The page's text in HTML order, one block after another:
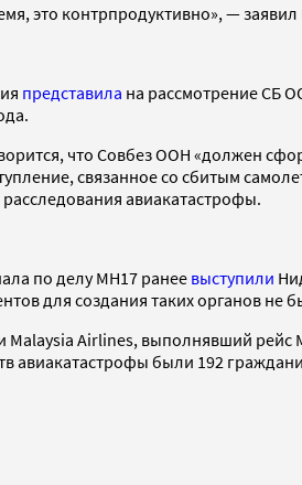
это контрпродуктивно», —
представила на рассмотрение СБ
что Совбез ООН «должен
связанное со сбитым
авиакатастрофы.
по делу MH17 ранее выступили
для создания таких органов не
Malaysia Airlines, выполнявший рейс
авиакатастрофы были 192